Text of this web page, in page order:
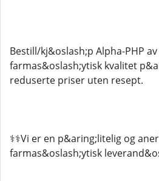
Bestill/kj&oslash;p Alpha-PHP
farmas&oslash;ytisk kvalitet
reduserte priser uten resept.
⚕️⚕️Vi er en p&aring;litelig og
farmas&oslash;ytisk